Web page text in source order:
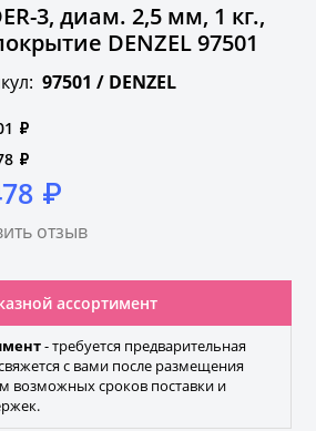
3, диам. 2,5 мм, 1 кг.,
DENZEL 97501
97501 / DENZEL
₽
₽
₽
отзыв
ассортимент
- требуется предварительная
с вами после размещения
возможных сроков поставки и